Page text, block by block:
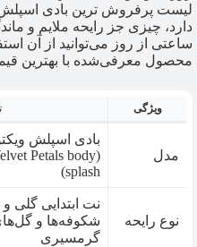
لیست پرفروش‌ ترین بادی اسپلش
دارد، چیزی جز رایحه ملایم و
ساعتی از روز می‌توانید از آن
محصول معرفی‌شده با بهترین
ویژگی
مدل
بادی اسپلش
Petals body
splash)
نوع رایحه
نت ابتدایی گلی
شکوفه‌ها و
گرمسیری